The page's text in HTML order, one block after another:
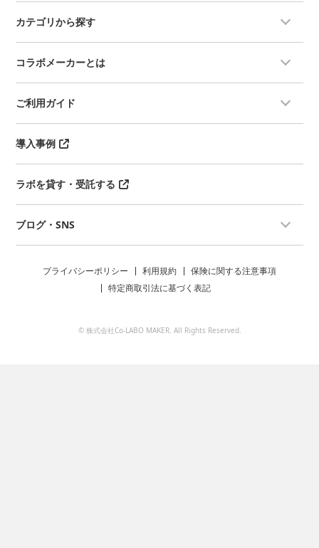
カテゴリから探す
コラボメーカーとは
ご利用ガイド
導入事例
ラボを貸す・受託する
ブログ・SNS
プライバシーポリシー 利用規約
保険に関する注意事項
特定商取引法に基づく表記
© 株式会社Co-LABO MAKER. All Rights Reserved.